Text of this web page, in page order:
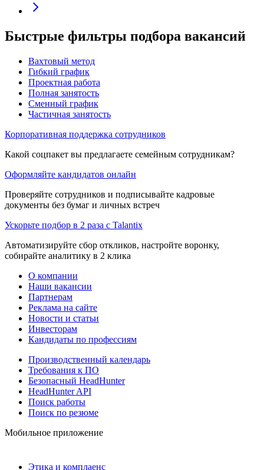
Быстрые фильтры подбора вакансий
Вахтовый метод
Гибкий график
Проектная работа
Полная занятость
Сменный график
Частичная занятость
Корпоративная поддержка сотрудников
Какой соцпакет вы предлагаете семейным сотрудникам?
Оформляйте кандидатов онлайн
Проверяйте сотрудников и подписывайте кадровые
документы без бумаг и личных встреч
Ускорьте подбор в 2 раза с Talantix
Автоматизируйте сбор откликов, настройте воронку,
собирайте аналитику в 2 клика
О компании
Наши вакансии
Партнерам
Реклама на сайте
Новости и статьи
Инвесторам
Кандидаты по профессиям
Производственный календарь
Требования к ПО
Безопасный HeadHunter
HeadHunter API
Поиск работы
Поиск по резюме
Мобильное приложение
Этика и комплаенс